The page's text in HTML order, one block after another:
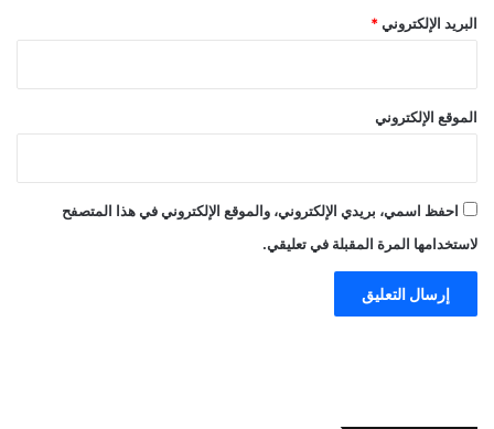
البريد الإلكتروني *
الموقع الإلكتروني
احفظ اسمي، بريدي الإلكتروني، والموقع الإلكتروني في هذا المتصفح
لاستخدامها المرة المقبلة في تعليقي.